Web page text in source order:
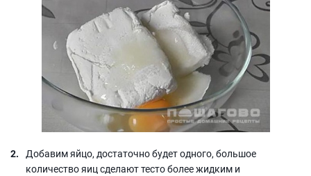
Добавим яйцо, достаточно будет одного, большое
количество яиц сделают тесто более жидким и